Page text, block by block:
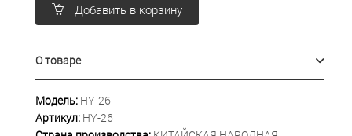
Добавить в корзину
О товаре
Модель: HY-26
Артикул: HY-26